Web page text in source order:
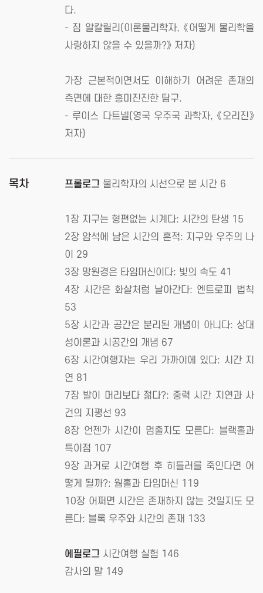
다.
- 짐 알칼릴리(이론물리학자, 《어떻게 물리학을
사랑하지 않을 수 있을까?》 저자)
가장 근본적이면서도 이해하기 어려운 존재의
측면에 대한 흥미진진한 탐구.
- 루이스 다트넬(영국 우주국 과학자, 《오리진》
저자)
목차 프롤로그 물리학자의 시선으로 본 시간 6
1장 지구는 형편없는 시계다: 시간의 탄생 15
2장 암석에 남은 시간의 흔적: 지구와 우주의 나
이 29
3장 망원경은 타임머신이다: 빛의 속도 41
4장 시간은 화살처럼 날아간다: 엔트로피 법칙
53
5장 시간과 공간은 분리된 개념이 아니다: 상대
성이론과 시공간의 개념 67
6장 시간여행자는 우리 가까이에 있다: 시간 지
연 81
7장 발이 머리보다 젊다?: 중력 시간 지연과 사
건의 지평선 93
8장 언젠가 시간이 멈출지도 모른다: 블랙홀과
특이점 107
9장 과거로 시간여행 후 히틀러를 죽인다면 어
떻게 될까?: 웜홀과 타임머신 119
10장 어쩌면 시간은 존재하지 않는 것일지도 모
른다: 블록 우주와 시간의 존재 133
에필로그 시간여행 실험 146
감사의 말 149